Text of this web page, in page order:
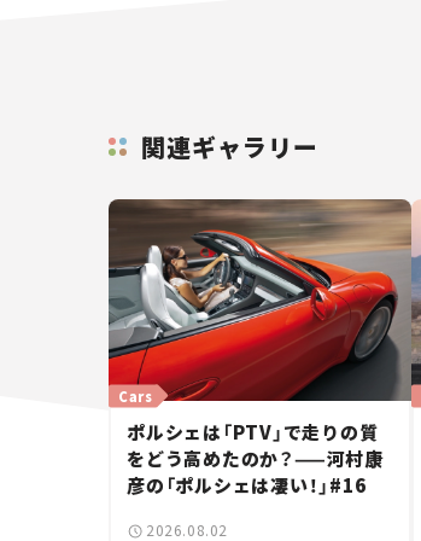
関連ギャラリー
Cars
ポルシェは「PTV」で走りの質
をどう高めたのか？——河村康
彦の「ポルシェは凄い！」#16
2026.08.02